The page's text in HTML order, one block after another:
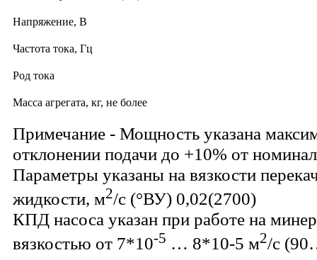
Напряжение, В
Частота тока, Гц
Род тока
Масса агрегата, кг, не более
Примечание - Мощность указана
отклонении подачи до +10% от
Параметры указаны на вязкости
жидкости, м2/с (°ВУ) 0,02(2700)
КПД насоса указан при работе на
вязкостью от 7*10-5 … 8*10-5 м2/с